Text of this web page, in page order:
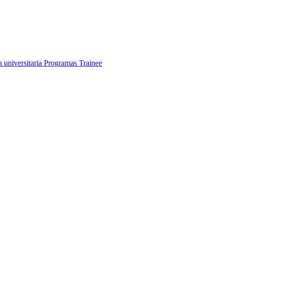
universitaria Programas Trainee